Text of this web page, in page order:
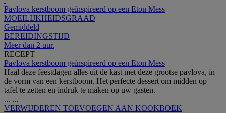
Pavlova kerstboom geïnspireerd op een Eton Mess
MOEILIJKHEIDSGRAAD
Gemiddeld
BEREIDINGSTIJD
Meer dan 2 uur.
RECEPT
Pavlova kerstboom geïnspireerd op een Eton Mess
Haal deze feestdagen alles uit de kast met deze grootse pavlova, in
de vorm van een kerstboom. Het perfecte dessert om midden op
tafel te zetten en indruk te maken op uw gasten.
... ...
VERWIJDEREN TOEVOEGEN AAN KOOKBOEK